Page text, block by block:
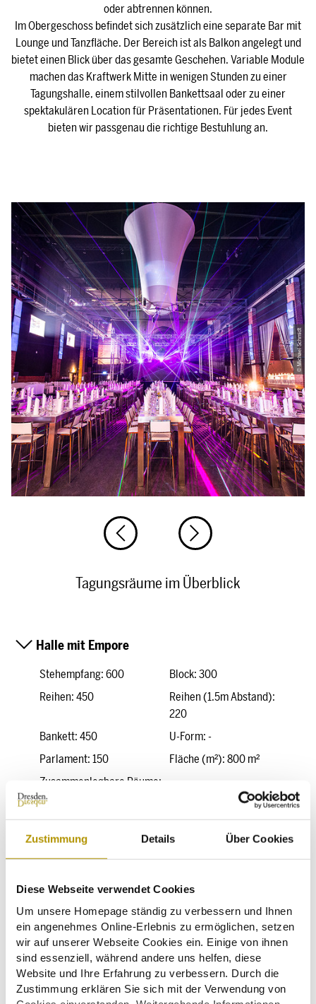
Zustimmung Details Über Cookies
Diese Webseite verwendet Cookies
Um unsere Homepage ständig zu verbessern und Ihnen
ein angenehmes Online-Erlebnis zu ermöglichen, setzen
wir auf unserer Webseite Cookies ein. Einige von ihnen
sind essenziell, während andere uns helfen, diese
Website und Ihre Erfahrung zu verbessern. Durch die
Zustimmung erklären Sie sich mit der Verwendung von
oder abtrennen können.
Im Obergeschoss befindet sich zusätzlich eine separate Bar mit
Lounge und Tanzfläche. Der Bereich ist als Balkon angelegt und
bietet einen Blick über das gesamte Geschehen. Variable Module
machen das Kraftwerk Mitte in wenigen Stunden zu einer
Tagungshalle, einem stilvollen Bankettsaal oder zu einer
spektakulären Location für Präsentationen. Für jedes Event
bieten wir passgenau die richtige Bestuhlung an.
© Michael Schmidt
Tagungsräume im Überblick
Halle mit Empore
Stehempfang: 600
Block: 300
Reihen: 450
Reihen (1.5m Abstand):
220
Bankett: 450
U-Form: -
Parlament: 150
Fläche (m²): 800 m²
Zusammenlegbare Räume:
Nein
Höhe (m): 12,5 m
Lounge über Foyer
Balkon